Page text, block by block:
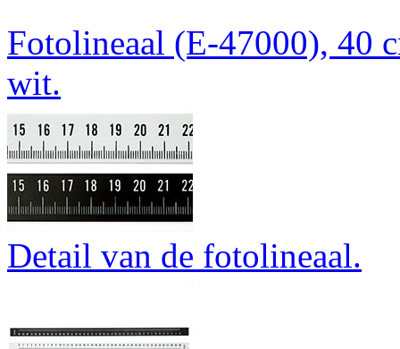
Fotolineaal (E-47000), 40
wit.
Detail van de fotolineaal.